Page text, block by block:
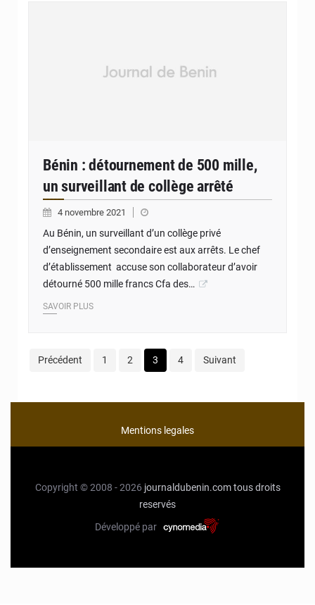
Bénin : détournement de 500 mille,
un surveillant de collège arrêté
4 novembre 2021
Au Bénin, un surveillant d’un collège privé
d’enseignement secondaire est aux arrêts. Le chef
d’établissement accuse son collaborateur d’avoir
détourné 500 mille francs Cfa des…
SAVOIR PLUS
Précédent 1 2 3 4 Suivant
Mentions legales
Copyright © 2008 - 2026 journaldubenin.com tous droits
reservés
Développé par